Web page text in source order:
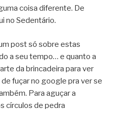
coisa diferente. De
no Sedentário.
post só sobre estas
a seu tempo… e quanto a
da brincadeira para ver
fuçar no google pra ver se
Para aguçar a
círculos de pedra